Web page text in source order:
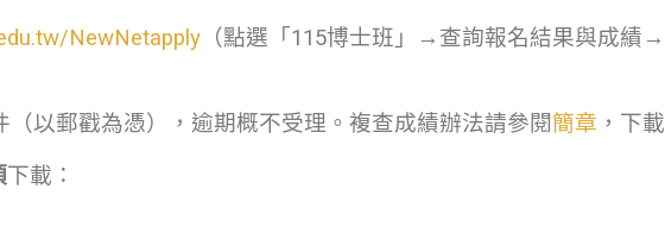
NewNetapply （點選「115博士班」→查詢報名結果與成績
以郵戳為憑），逾期概不受理。複查成績辦法請參閱簡章 ，下載
下載：